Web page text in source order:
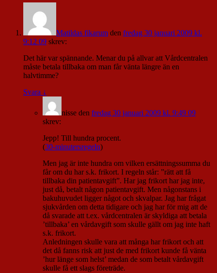
Matildas fikarum den fredag 30 januari 2009 kl.
9:12 09 skrev:
Det här var spännande. Menar du på allvar att Vårdcentralen
måste betala tillbaka om man får vänta längre än en
halvtimme?
Svara ↓
nisse den fredag 30 januari 2009 kl. 9:49 09
skrev:
Jepp! Till hundra procent.
(30-minutersregeln)
Men jag är inte hundra om vilken ersättningssumma du
får om du har s.k. frikort. I regeln står: ”rätt att få
tillbaka din patientavgift”. Har jag frikort har jag inte,
just då, betalt någon patientavgift. Men någonstans i
bakuhuvudet ligger något och skvalpar. Jag har frågat
sjukvården om detta tidigare och jag har för mig att de
då svarade att t.ex. vårdcentralen är skyldiga att betala
’tillbaka’ en vårdavgift som skulle gällt om jag inte haft
s.k. frikort.
Anledningen skulle vara att många har frikort och att
det då fanns risk att just de med frikort kunde få vänta
’hur länge som helst’ medan de som betalt vårdavgift
skulle få ett slags företräde.